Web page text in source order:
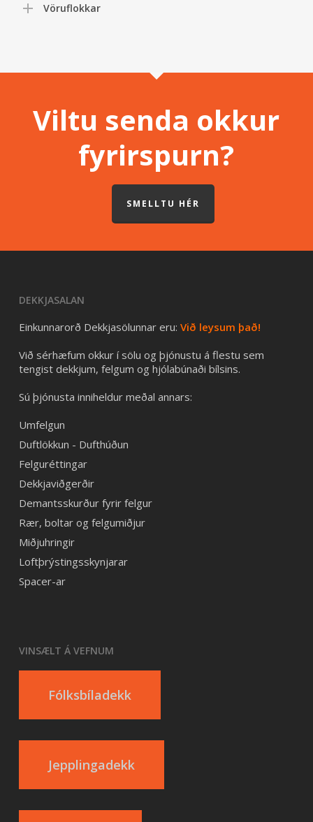
Vöruflokkar
Viltu senda okkur
fyrirspurn?
SMELLTU HÉR
DEKKJASALAN
Einkunnarorð Dekkjasölunnar eru: Við leysum það!
Við sérhæfum okkur í sölu og þjónustu á flestu sem
tengist dekkjum, felgum og hjólabúnaði bílsins.
Sú þjónusta inniheldur meðal annars:
Umfelgun
Duftlökkun - Dufthúðun
Felguréttingar
Dekkjaviðgerðir
Demantsskurður fyrir felgur
Rær, boltar og felgumiðjur
Miðjuhringir
Loftþrýstingsskynjarar
Spacer-ar
VINSÆLT Á VEFNUM
Fólksbíladekk
Jepplingadekk